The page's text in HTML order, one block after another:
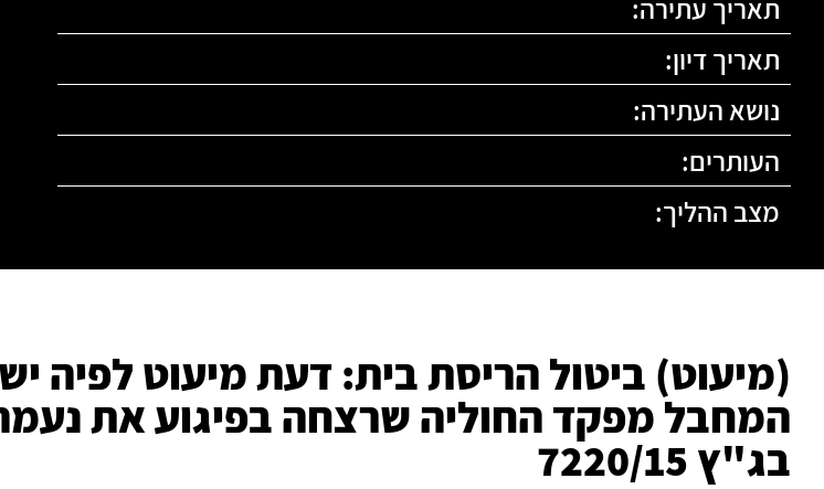
תאריך עתירה:
תאריך דיון:
נושא העתירה:
העותרים:
מצב ההליך:
(מיעוט) ביטול הריסת בית: דעת מיעוט לפיה
המחבל מפקד החוליה שרצחה בפיגוע את
בג"ץ 7220/15